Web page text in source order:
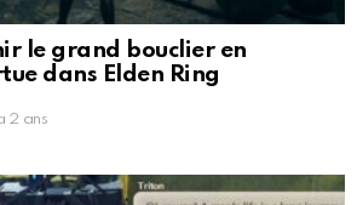
le grand bouclier en
dans Elden Ring
2 ans